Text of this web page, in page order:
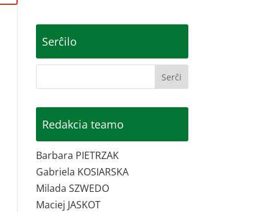
Serĉilo
Redakcia teamo
Barbara PIETRZAK
Gabriela KOSIARSKA
Milada SZWEDO
Maciej JASKOT